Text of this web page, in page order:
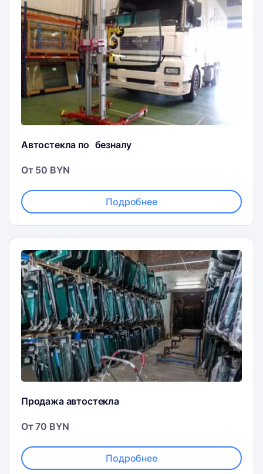
Автостекла по безналу
От 50 BYN
Подробнее
Продажа автостекла
От 70 BYN
Подробнее